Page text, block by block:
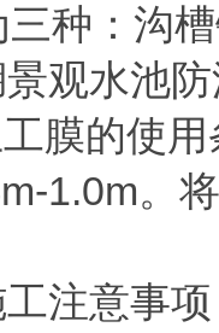
种：沟
观水池
膜的使
1.0m。
注意事项